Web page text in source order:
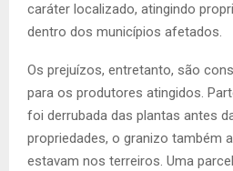
caráter localizado, atingindo
dentro dos municípios afetados.
Os prejuízos, entretanto, são
para os produtores atingidos.
foi derrubada das plantas antes
propriedades, o granizo também
estavam nos terreiros. Uma